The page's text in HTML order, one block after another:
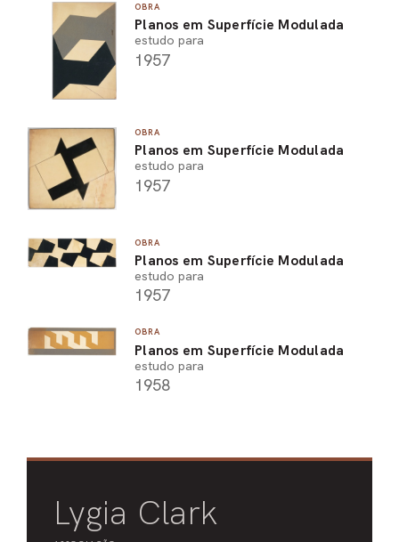
OBRA
Planos em Superfície Modulada
estudo para
1957
OBRA
Planos em Superfície Modulada
estudo para
1957
OBRA
Planos em Superfície Modulada
estudo para
1957
OBRA
Planos em Superfície Modulada
estudo para
1958
Lygia Clark